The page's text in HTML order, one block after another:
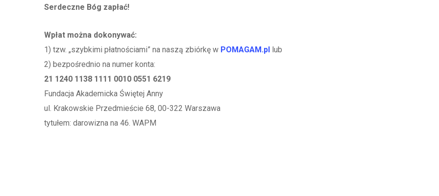
Serdeczne Bóg zapłać!
Wpłat można dokonywać:
1) tzw. „szybkimi płatnościami” na naszą zbiórkę w POMAGAM.pl lub
2) bezpośrednio na numer konta:
21 1240 1138 1111 0010 0551 6219
Fundacja Akademicka Świętej Anny
ul. Krakowskie Przedmieście 68, 00-322 Warszawa
tytułem: darowizna na 46. WAPM